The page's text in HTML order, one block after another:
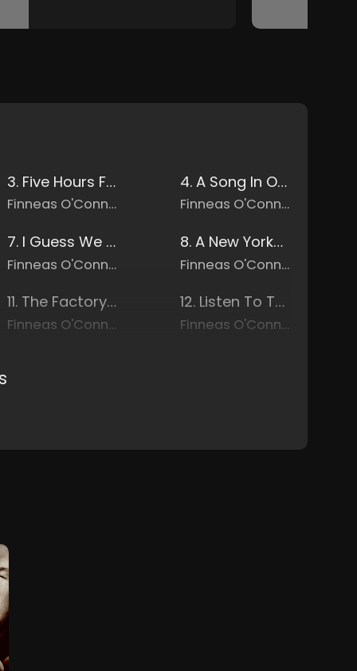
3. Five Hours From Abilene
Finneas O'Connell
4. A Song In Our Hearts
Finneas O'Connell
7. I Guess We Have A Guest Room Now
Finneas O'Connell
8. A New Yorker Minute
Finneas O'Connell
11. The Factory Floor
Finneas O'Connell
12. Listen To The Silence
Finneas O'Connell